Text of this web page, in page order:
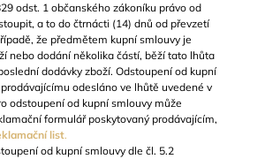
odst. 1 občanského zákoníku právo od
a to do čtrnácti (14) dnů od převzetí
že předmětem kupní smlouvy je
nebo dodání několika částí, běží tato lhůta
dodávky zboží. Odstoupení od kupní
odesláno ve lhůtě uvedené v
odstoupení od kupní smlouvy může
formulář poskytovaný prodávajícím,
list.
od kupní smlouvy dle čl. 5.2